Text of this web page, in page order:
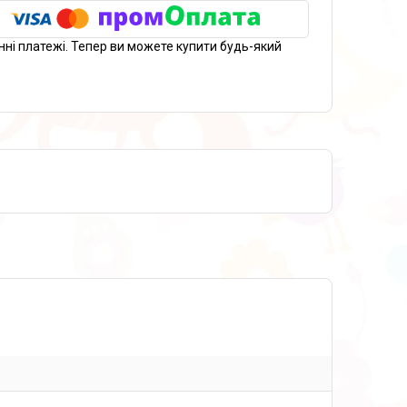
платежі. Тепер ви можете купити будь-який